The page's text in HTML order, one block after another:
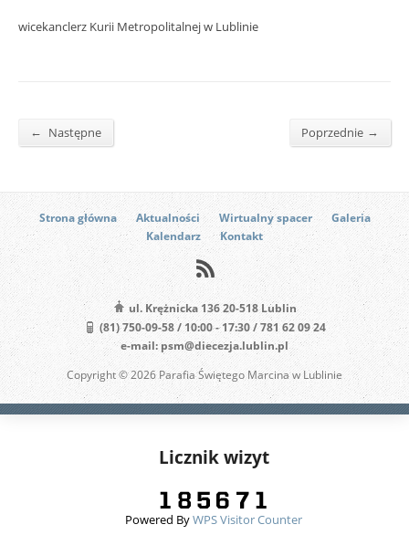
wicekanclerz Kurii Metropolitalnej w Lublinie
← Następne Poprzednie →
Strona główna Aktualności Wirtualny spacer
Galeria
Kalendarz
Kontakt
ul. Krężnicka 136 20-518 Lublin
(81) 750-09-58 / 10:00 - 17:30 / 781 62 09 24
e-mail: psm@diecezja.lublin.pl
Copyright © 2026 Parafia Świętego Marcina w Lublinie
Licznik wizyt
Powered ByWPS Visitor Counter